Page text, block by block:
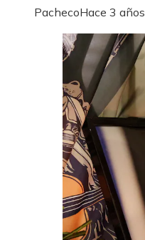
PachecoHace 3 años